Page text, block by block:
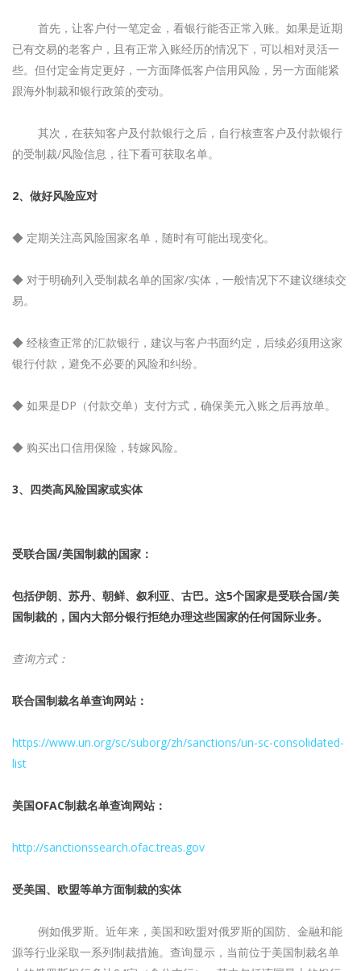
首先，让客户付一笔定金，看银行能否正常入账。如果是近期
已有交易的老客户，且有正常入账经历的情况下，可以相对灵活一
些。但付定金肯定更好，一方面降低客户信用风险，另一方面能紧
跟海外制裁和银行政策的变动。
其次，在获知客户及付款银行之后，自行核查客户及付款银行
的受制裁/风险信息，往下看可获取名单。
2、做好风险应对
◆ 定期关注高风险国家名单，随时有可能出现变化。
◆ 对于明确列入受制裁名单的国家/实体，一般情况下不建议继续交
易。
◆ 经核查正常的汇款银行，建议与客户书面约定，后续必须用这家
银行付款，避免不必要的风险和纠纷。
◆ 如果是DP（付款交单）支付方式，确保美元入账之后再放单。
◆ 购买出口信用保险，转嫁风险。
3、四类高风险国家或实体
受联合国/美国制裁的国家：
包括伊朗、苏丹、朝鲜、叙利亚、古巴。这5个国家是受联合国/美
国制裁的，国内大部分银行拒绝办理这些国家的任何国际业务。
查询方式：
联合国制裁名单查询网站：
https://www.un.org/sc/suborg/zh/sanctions/un-sc-consolidated-
list
美国OFAC制裁名单查询网站：
http://sanctionssearch.ofac.treas.gov
受美国、欧盟等单方面制裁的实体
例如俄罗斯。近年来，美国和欧盟对俄罗斯的国防、金融和能
源等行业采取一系列制裁措施。查询显示，当前位于美国制裁名单